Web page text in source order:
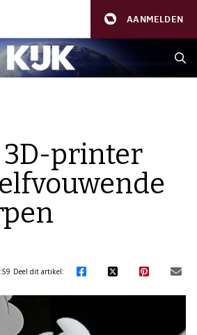
AANMELDEN
3D-printer
Deel dit artikel: